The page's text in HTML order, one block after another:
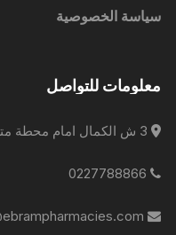
سياسة الخصوصية
معلومات للتواصل